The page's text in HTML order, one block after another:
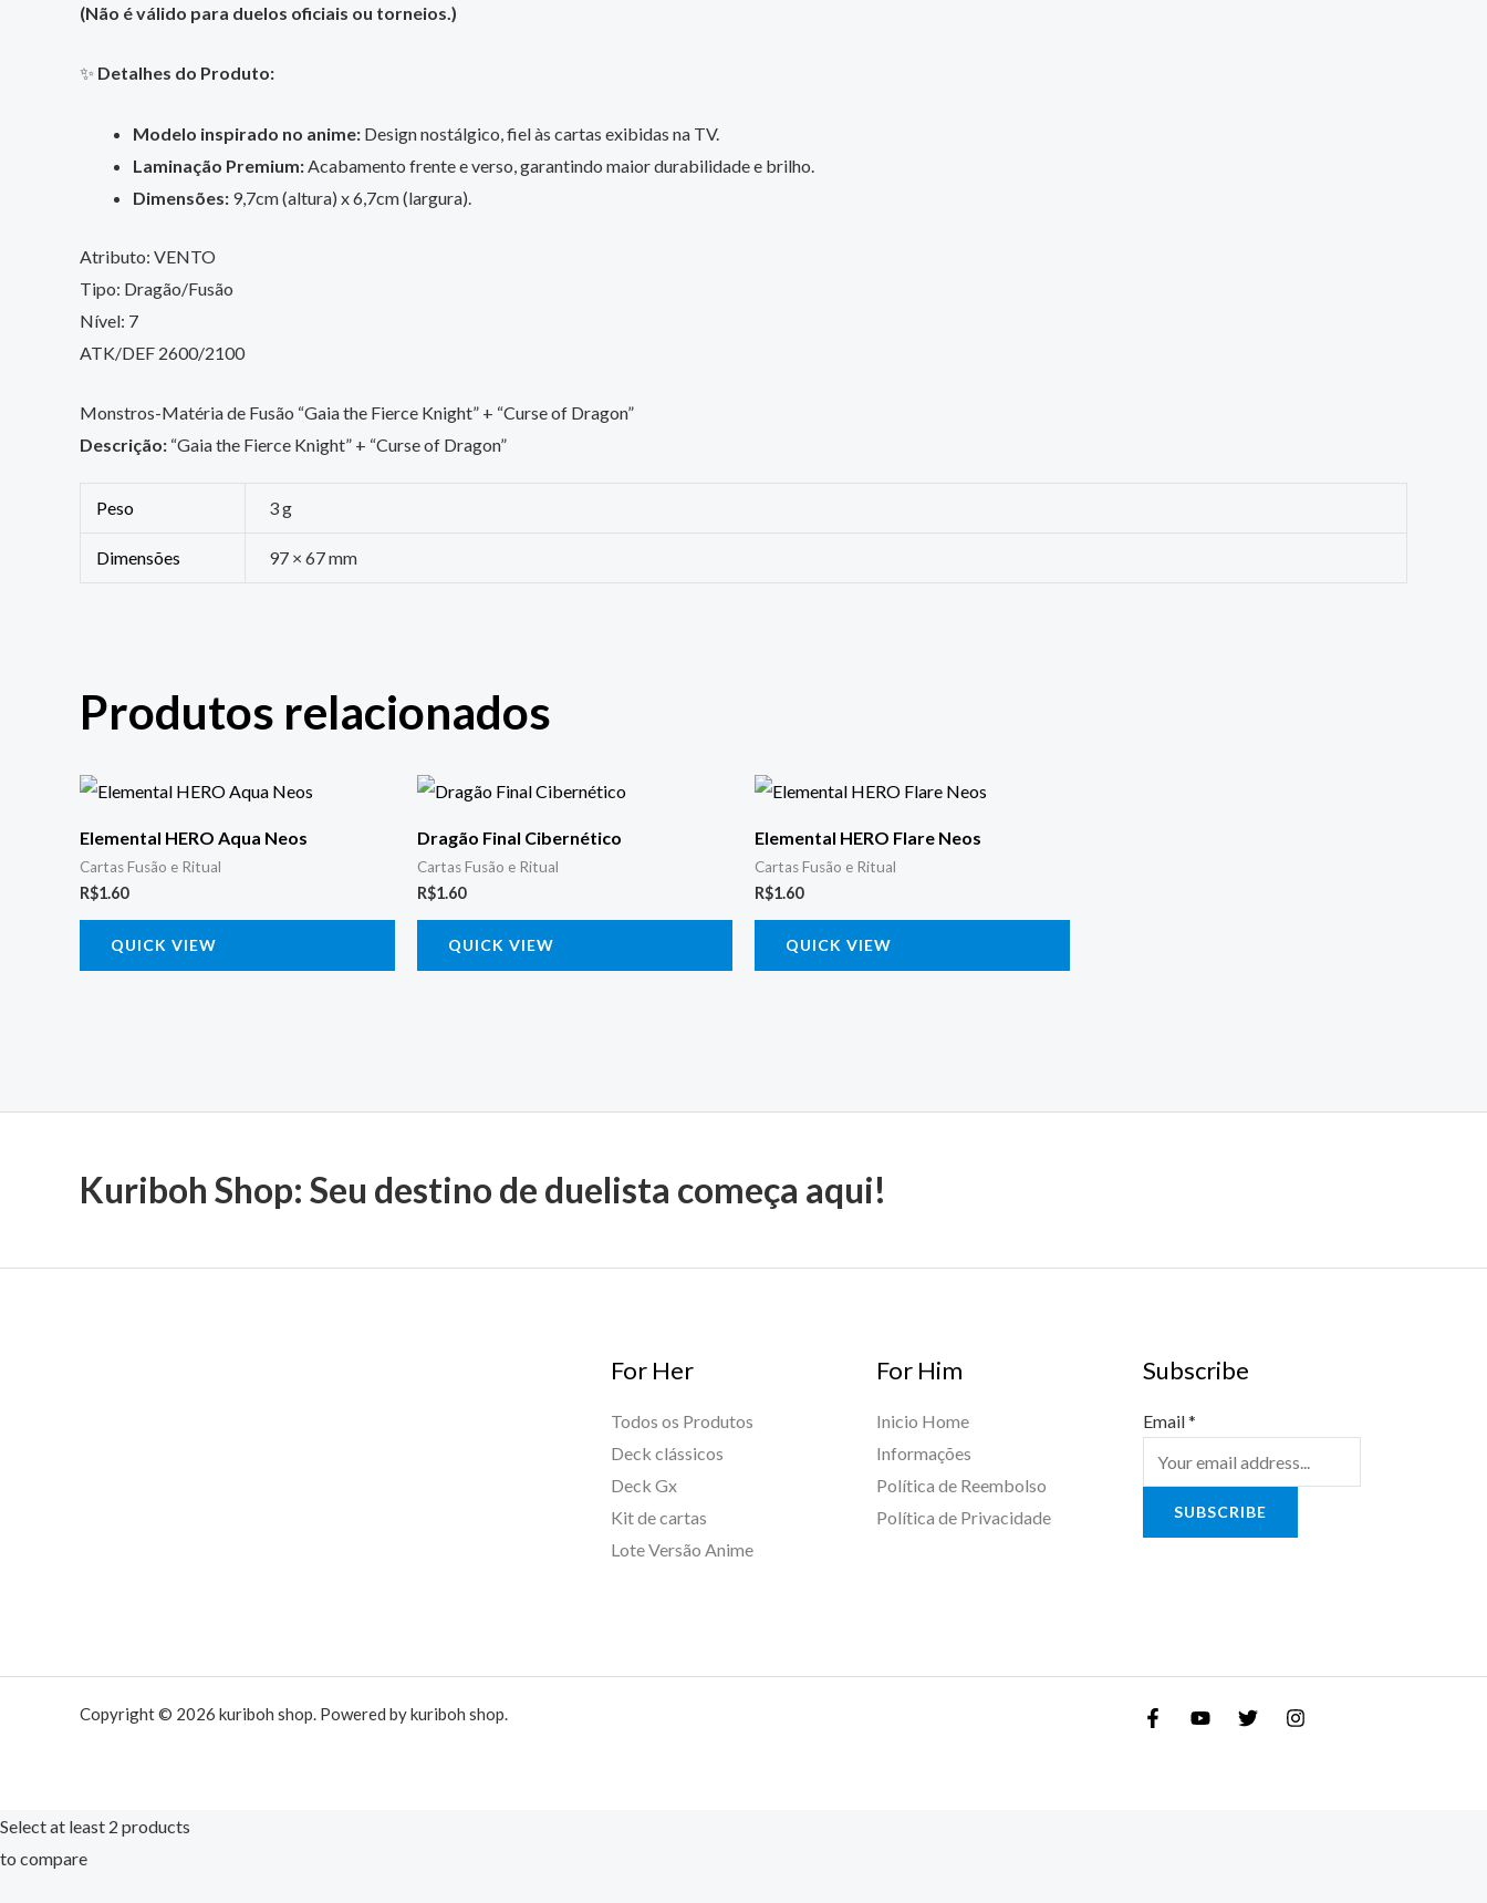
(Não é válido para duelos oficiais ou torneios.)
✨ Detalhes do Produto:
Modelo inspirado no anime: Design nostálgico, fiel às cartas exibidas na TV.
Laminação Premium: Acabamento frente e verso, garantindo maior durabilidade e brilho.
Dimensões: 9,7cm (altura) x 6,7cm (largura).
Atributo: VENTO
Tipo: Dragão/Fusão
Nível: 7
ATK/DEF 2600/2100
Monstros-Matéria de Fusão “Gaia the Fierce Knight” + “Curse of Dragon”
Descrição: “Gaia the Fierce Knight” + “Curse of Dragon”
Peso 3 g
Dimensões 97 × 67 mm
Produtos relacionados
Elemental HERO Aqua Neos
Cartas Fusão e Ritual
R$1.60
QUICK VIEW
Dragão Final Cibernético
Cartas Fusão e Ritual
R$1.60
QUICK VIEW
Elemental HERO Flare Neos
Cartas Fusão e Ritual
R$1.60
QUICK VIEW
Kuriboh Shop: Seu destino de duelista começa aqui!
For Her
Todos os Produtos
Deck clássicos
Deck Gx
Kit de cartas
Lote Versão Anime
For Him
Inicio Home
Informações
Política de Reembolso
Política de Privacidade
Subscribe
Email*
SUBSCRIBE
Copyright © 2026 kuriboh shop. Powered by kuriboh shop.
Select at least 2 products
to compare